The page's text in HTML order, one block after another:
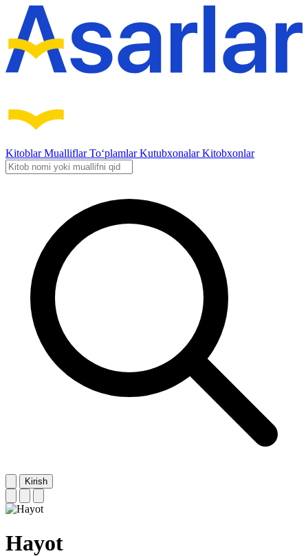
KitoblarMualliflarTo‘plamlarKutubxonalarKitobxonlar
Kirish
Hayot